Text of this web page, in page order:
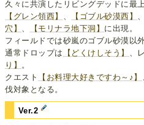
久々に共演したリビングデッドに最
【グレン領西】 、 【ゴブル砂漠西】 、
穴】 、 【モリナラ地下洞】 に出現。
フィールドでは砂嵐のゴブル砂漠以
通常ドロップは
【どくけしそう】 、
り】 。
クエスト
【お料理大好きですわ～♪】
伐対象となる。
Ver.2